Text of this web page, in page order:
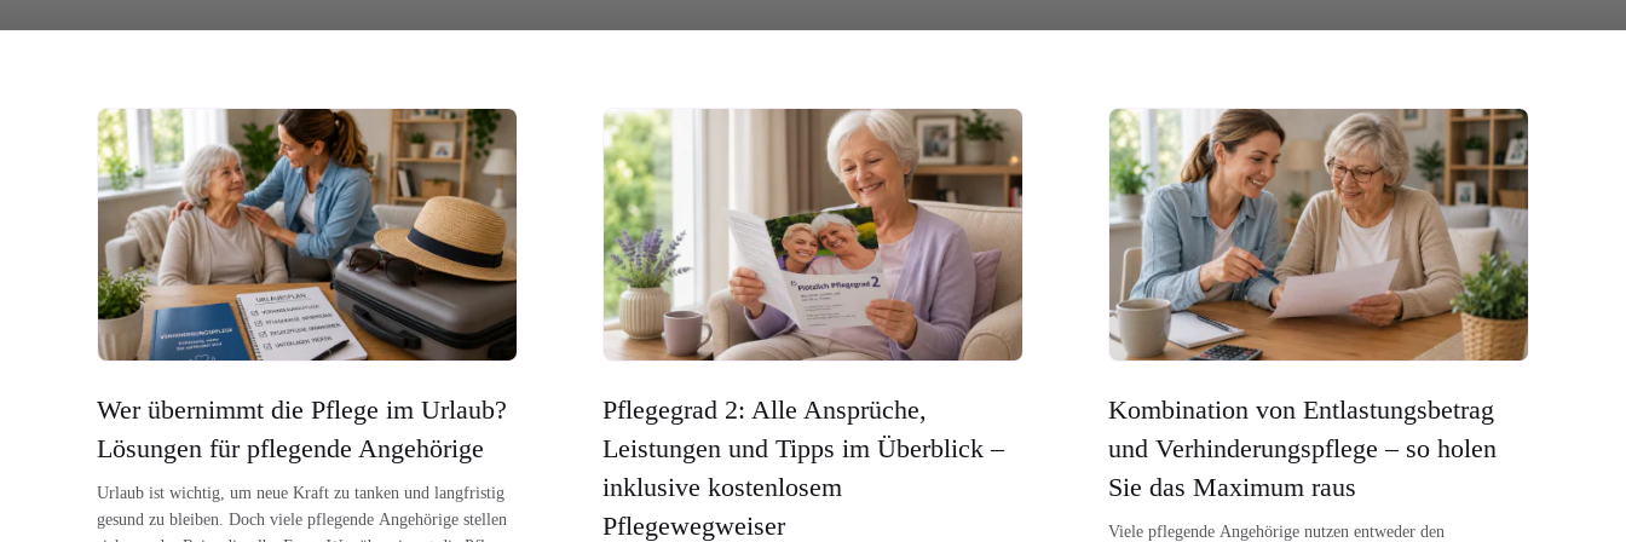
Wer übernimmt die Pflege im Urlaub?
Lösungen für pflegende Angehörige
Urlaub ist wichtig, um neue Kraft zu tanken und langfristig
gesund zu bleiben. Doch viele pflegende Angehörige stellen
Pflegegrad 2: Alle Ansprüche,
Leistungen und Tipps im Überblick –
inklusive kostenlosem
Pflegewegweiser
Kombination von Entlastungsbetrag
und Verhinderungspflege – so holen
Sie das Maximum raus
Viele pflegende Angehörige nutzen entweder den